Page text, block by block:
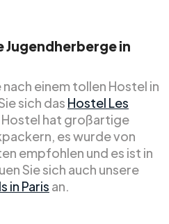
Jugendherberge in
einem tollen Hostel in
sich das Hostel Les
Hostel hat großartige
es wurde von
empfohlen und es ist in
Sie sich auch unsere
in Paris an.